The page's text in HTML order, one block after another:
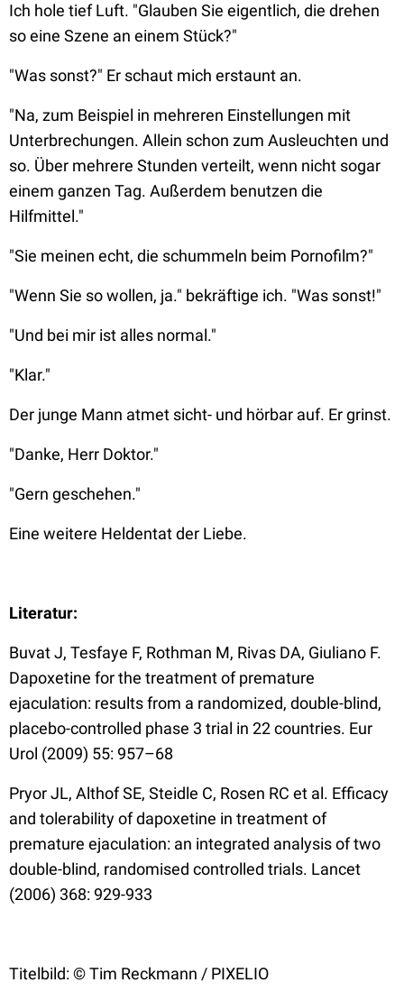
Ich hole tief Luft. "Glauben Sie eigentlich, die drehen
so eine Szene an einem Stück?"
"Was sonst?" Er schaut mich erstaunt an.
"Na, zum Beispiel in mehreren Einstellungen mit
Unterbrechungen. Allein schon zum Ausleuchten und
so. Über mehrere Stunden verteilt, wenn nicht sogar
einem ganzen Tag. Außerdem benutzen die
Hilfmittel."
"Sie meinen echt, die schummeln beim Pornofilm?"
"Wenn Sie so wollen, ja." bekräftige ich. "Was sonst!"
"Und bei mir ist alles normal."
"Klar."
Der junge Mann atmet sicht- und hörbar auf. Er grinst.
"Danke, Herr Doktor."
"Gern geschehen."
Eine weitere Heldentat der Liebe.
Literatur:
Buvat J, Tesfaye F, Rothman M, Rivas DA, Giuliano F.
Dapoxetine for the treatment of premature
ejaculation: results from a randomized, double-blind,
placebo-controlled phase 3 trial in 22 countries. Eur
Urol (2009) 55: 957–68
Pryor JL, Althof SE, Steidle C, Rosen RC et al. Efficacy
and tolerability of dapoxetine in treatment of
premature ejaculation: an integrated analysis of two
double-blind, randomised controlled trials. Lancet
(2006) 368: 929-933
Titelbild: © Tim Reckmann / PIXELIO